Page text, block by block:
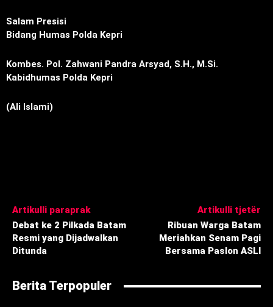
Salam Presisi
Bidang Humas Polda Kepri
Kombes. Pol. Zahwani Pandra Arsyad, S.H., M.Si.
Kabidhumas Polda Kepri
(Ali Islami)
Artikulli paraprak
Debat ke 2 Pilkada Batam
Resmi yang Dijadwalkan
Ditunda
Artikulli tjetër
Ribuan Warga Batam
Meriahkan Senam Pagi
Bersama Paslon ASLI
Berita Terpopuler